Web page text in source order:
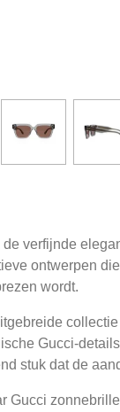
de verfijnde
ontwerpen
wordt.
Gucci-
stuk dat de
Gucci